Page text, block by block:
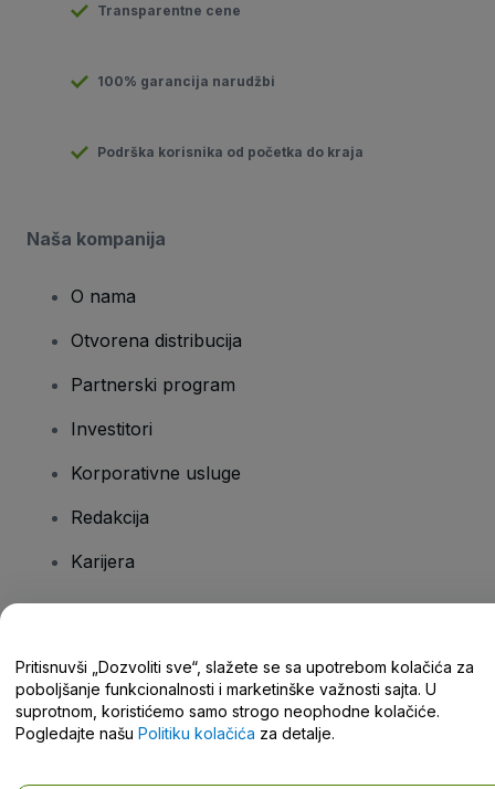
Transparentne cene
100% garancija narudžbi
Podrška korisnika od početka do kraja
Naša kompanija
O nama
Otvorena distribucija
Partnerski program
Investitori
Korporativne usluge
Redakcija
Karijera
Centar za pomoć / Kontaktirajte nas
Pritisnuvši „Dozvoliti sve“, slažete se sa upotrebom kolačića za
poboljšanje funkcionalnosti i marketinške važnosti sajta. U
suprotnom, koristićemo samo strogo neophodne kolačiće.
Pogledajte našu Politiku kolačića za detalje.